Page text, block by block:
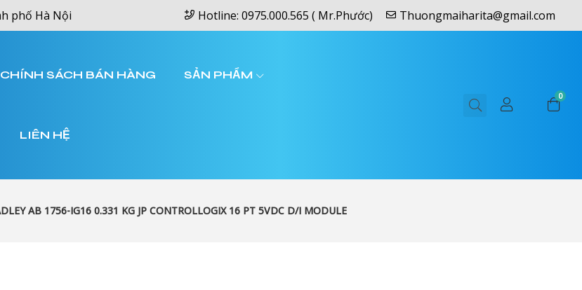
phố Hà Nội Hotline: 0975.000.565 ( Mr.Phước) Thuongmaiharita@gmail.com
CHÍNH SÁCH BÁN HÀNG SẢN PHẨM
LIÊN HỆ
0
AB 1756-IG16 0.331 KG JP CONTROLLOGIX 16 PT 5VDC D/I MODULE